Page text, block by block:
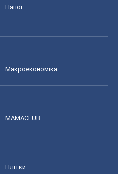
Напої
Макроекономіка
MAMACLUB
Плітки